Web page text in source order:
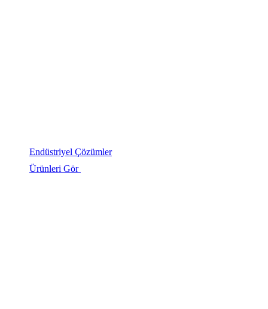
Endüstriyel Çözümler
Ürünleri Gör